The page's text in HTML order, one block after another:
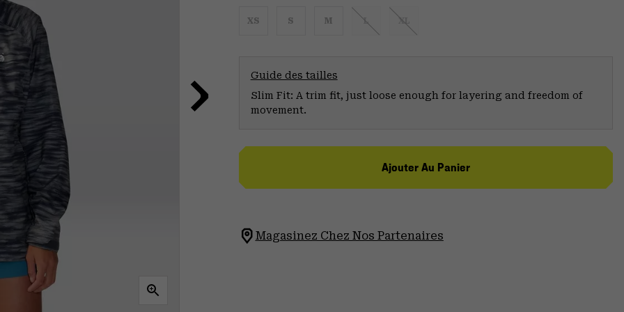
XS S M L XL
Guide des tailles
Slim Fit: A trim fit, just loose enough for layering and freedom of
movement.
Ajouter Au Panier
Magasinez Chez Nos Partenaires